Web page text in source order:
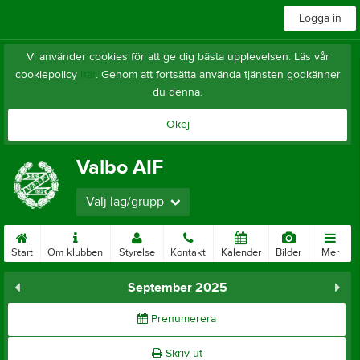
Logga in
Vi använder cookies för att ge dig bästa upplevelsen. Läs vår
cookiepolicy här. Genom att fortsätta använda tjänsten godkänner
du denna.
Okej
Valbo AIF
Välj lag/grupp
Start Om klubben Styrelse Kontakt Kalender Bilder Mer
September 2025
Prenumerera
Skriv ut